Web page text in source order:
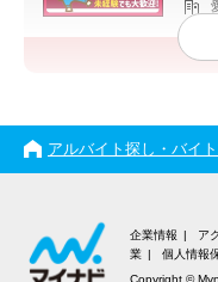
アルバイト探し・バイ
企業情報 ア
業
個人情報
Copyright ©